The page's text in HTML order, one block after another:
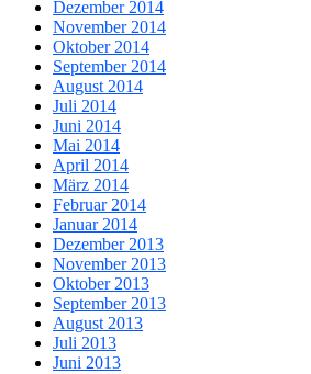
Dezember 2014
November 2014
Oktober 2014
September 2014
August 2014
Juli 2014
Juni 2014
Mai 2014
April 2014
März 2014
Februar 2014
Januar 2014
Dezember 2013
November 2013
Oktober 2013
September 2013
August 2013
Juli 2013
Juni 2013